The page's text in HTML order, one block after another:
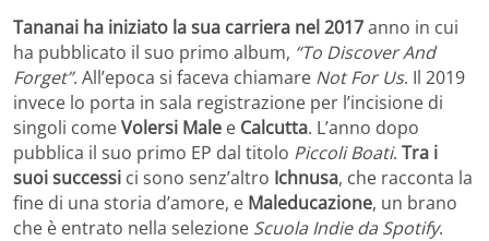
Tananai ha iniziato la sua carriera nel 2017anno in cui
ha pubblicato il suo primo album, “To Discover And
Forget”. All’epoca si faceva chiamare Not For Us. Il 2019
invece lo porta in sala registrazione per l’incisione di
singoli comeVolersi Male e Calcutta. L’anno dopo
pubblica il suo primo EP dal titolo Piccoli Boati. Tra i
suoi successi ci sono senz’altro Ichnusa, che racconta la
fine di una storia d’amore, e Maleducazione, un brano
che è entrato nella selezione Scuola Indie da Spotify.